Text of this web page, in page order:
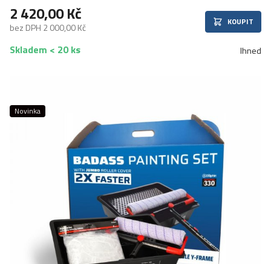
2 420,00 Kč
bez DPH 2 000,00 Kč KOUPIT
Skladem < 20 ks Ihned
Novinka